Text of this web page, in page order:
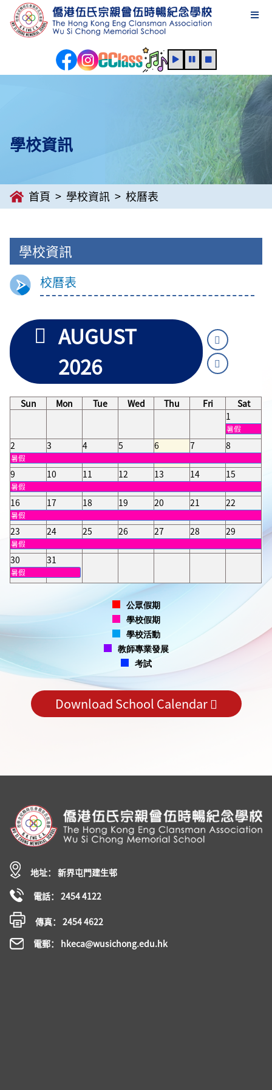
學校資訊
首頁 學校資訊 校曆表
學校資訊
校曆表
AUGUST
2026
Sun Mon Tue Wed Thu Fri
Sat
1
暑假
2 3 4 5 6 7 8
暑假
9 10 11 12 13 14 15
暑假
16 17 18 19 20 21 22
暑假
23 24 25 26 27 28 29
暑假
30 31
暑假
公眾假期
學校假期
學校活動
教師專業發展
考試
Download School Calendar
地址： 新界屯門建生邨
電話： 2454 4122
傳真： 2454 4622
電郵： hkeca@wusichong.edu.hk